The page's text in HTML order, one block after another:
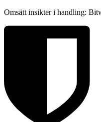
Omsätt insikter i handling: